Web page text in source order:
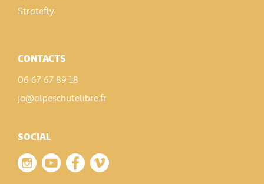
Stratefly
CONTACTS
06 67 67 89 18
jo@alpeschutelibre.fr
SOCIAL